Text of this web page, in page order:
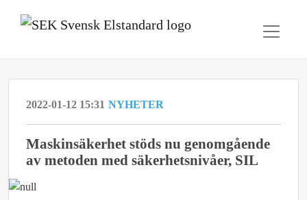
2022-01-12 15:31 NYHETER
Maskinsäkerhet stöds nu genomgående
av metoden med säkerhetsnivåer, SIL